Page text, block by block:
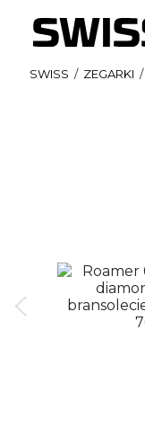
SWISS / ZEGARKI /